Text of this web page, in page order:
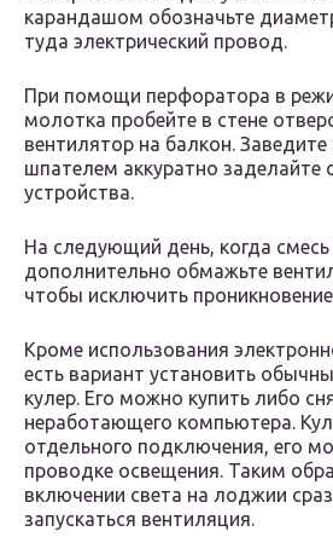
карандашом обозначьте
туда электрический провод.
При помощи перфоратора в
молотка пробейте в стене
вентилятор на балкон. Заведите
шпателем аккуратно заделайте
устройства.
На следующий день, когда смесь
дополнительно обмажьте
чтобы исключить
Кроме использования
есть вариант установить
кулер. Его можно купить либо
неработающего компьютера.
отдельного подключения, его
проводке освещения. Таким
включении света на лоджии
запускаться вентиляция.